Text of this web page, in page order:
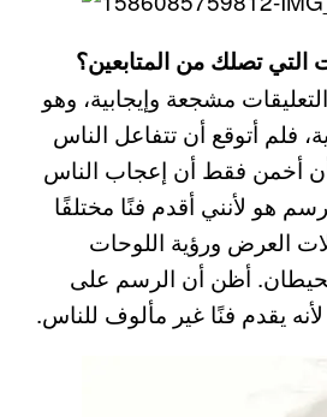
التي تصلك من المتابعين؟
مشجعة وإيجابية، وهو
فلم أتوقع أن تتفاعل الناس
أن أخمن فقط أن إعجاب الناس
هو لأنني أقدم فنًا مختلفًا
العرض ورؤية اللوحات
أظن أن الرسم على
يقدم فنًا غير مألوف للناس.